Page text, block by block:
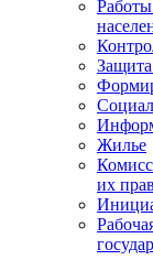
Жилье
их прав